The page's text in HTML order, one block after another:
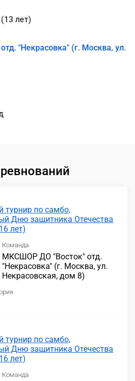
лет)
"Некрасовка" (г. Москва, ул.
турнир по самбо,
Дню защитника Отечества
лет)
Команда
МКСШОР ДО "Восток" отд.
"Некрасовка" (г. Москва, ул.
Некрасовская, дом 8)
турнир по самбо,
Дню защитника Отечества
лет)
Команда